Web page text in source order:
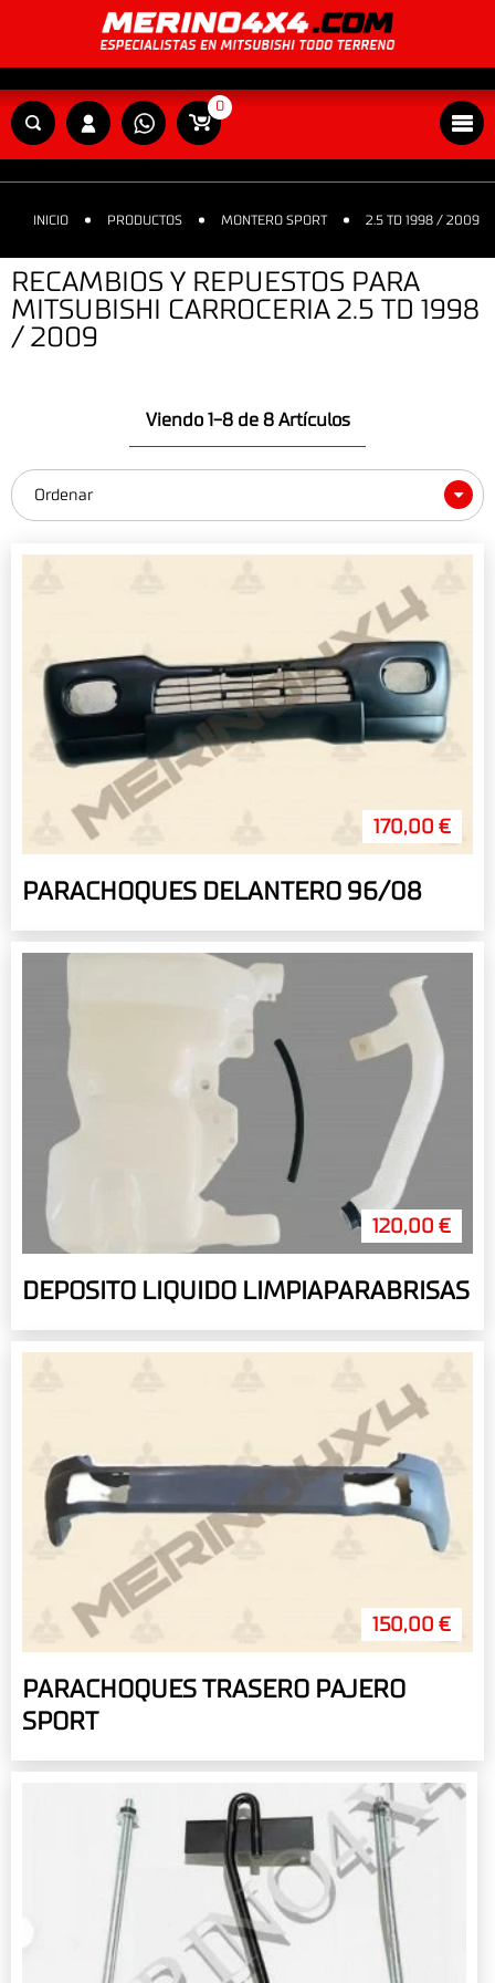
0
INICIO PRODUCTOS MONTERO SPORT 2.5 TD 1998 / 2009
RECAMBIOS Y REPUESTOS PARA
MITSUBISHI CARROCERIA 2.5 TD 1998
/ 2009
Viendo 1-8 de 8 Artículos
Ordenar
170,00 €
PARACHOQUES DELANTERO 96/08
120,00 €
DEPOSITO LIQUIDO LIMPIAPARABRISAS
150,00 €
PARACHOQUES TRASERO PAJERO
SPORT